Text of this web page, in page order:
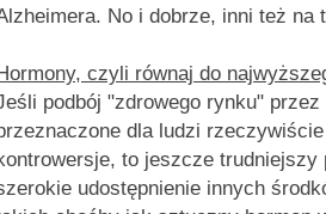
No i dobrze, inni też na
czyli równaj do
podbój "zdrowego rynku"
dla ludzi
to jeszcze
udostępnienie innych